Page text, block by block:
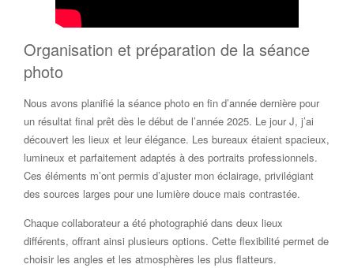
Organisation et préparation de la séance
photo
Nous avons planifié la séance photo en fin d’année dernière pour
un résultat final prêt dès le début de l’année 2025. Le jour J, j’ai
découvert les lieux et leur élégance. Les bureaux étaient spacieux,
lumineux et parfaitement adaptés à des portraits professionnels.
Ces éléments m’ont permis d’ajuster mon éclairage, privilégiant
des sources larges pour une lumière douce mais contrastée.
Chaque collaborateur a été photographié dans deux lieux
différents, offrant ainsi plusieurs options. Cette flexibilité permet de
choisir les angles et les atmosphères les plus flatteurs.